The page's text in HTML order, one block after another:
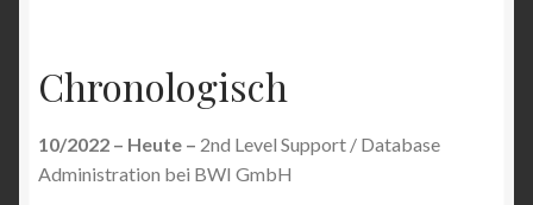
Chronologisch
10/2022 – Heute – 2nd Level Support / Database
Administration bei BWI GmbH